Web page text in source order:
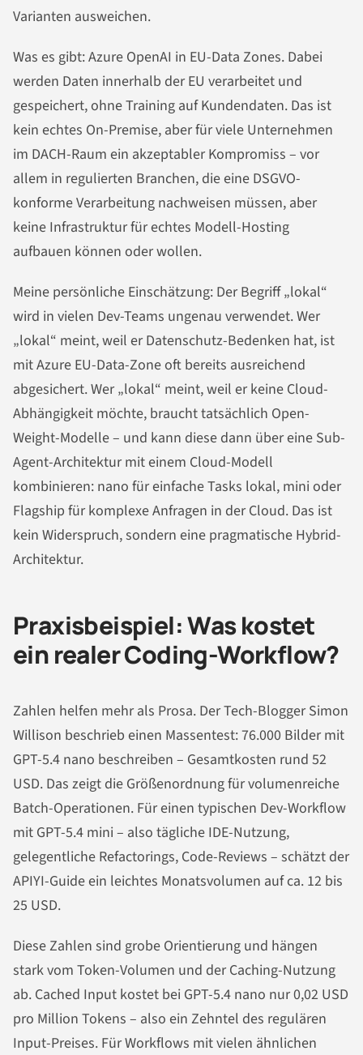
Varianten ausweichen.
Was es gibt: Azure OpenAI in EU-Data Zones. Dabei
werden Daten innerhalb der EU verarbeitet und
gespeichert, ohne Training auf Kundendaten. Das ist
kein echtes On-Premise, aber für viele Unternehmen
im DACH-Raum ein akzeptabler Kompromiss – vor
allem in regulierten Branchen, die eine DSGVO-
konforme Verarbeitung nachweisen müssen, aber
keine Infrastruktur für echtes Modell-Hosting
aufbauen können oder wollen.
Meine persönliche Einschätzung: Der Begriff „lokal“
wird in vielen Dev-Teams ungenau verwendet. Wer
„lokal“ meint, weil er Datenschutz-Bedenken hat, ist
mit Azure EU-Data-Zone oft bereits ausreichend
abgesichert. Wer „lokal“ meint, weil er keine Cloud-
Abhängigkeit möchte, braucht tatsächlich Open-
Weight-Modelle – und kann diese dann über eine Sub-
Agent-Architektur mit einem Cloud-Modell
kombinieren: nano für einfache Tasks lokal, mini oder
Flagship für komplexe Anfragen in der Cloud. Das ist
kein Widerspruch, sondern eine pragmatische Hybrid-
Architektur.
Praxisbeispiel: Was kostet
ein realer Coding-Workflow?
Zahlen helfen mehr als Prosa. Der Tech-Blogger Simon
Willison beschrieb einen Massentest: 76.000 Bilder mit
GPT-5.4 nano beschreiben – Gesamtkosten rund 52
USD. Das zeigt die Größenordnung für volumenreiche
Batch-Operationen. Für einen typischen Dev-Workflow
mit GPT-5.4 mini – also tägliche IDE-Nutzung,
gelegentliche Refactorings, Code-Reviews – schätzt der
APIYI-Guide ein leichtes Monatsvolumen auf ca. 12 bis
25 USD.
Diese Zahlen sind grobe Orientierung und hängen
stark vom Token-Volumen und der Caching-Nutzung
ab. Cached Input kostet bei GPT-5.4 nano nur 0,02 USD
pro Million Tokens – also ein Zehntel des regulären
Input-Preises. Für Workflows mit vielen ähnlichen